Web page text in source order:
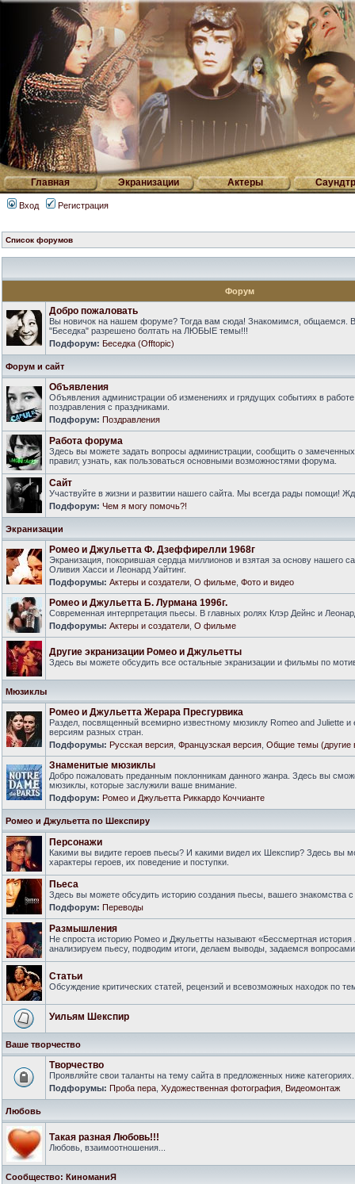
Главная Экранизации Актеры
Вход Регистрация
Список форумов
Форум
Добро пожаловать
Вы новичок на нашем форуме? Тогда вам сюда! Знакомимся, общаемся.
"Беседка" разрешено болтать на ЛЮБЫЕ темы!!!
Подфорум: Беседка (Offtopic)
Форум и сайт
Объявления
Объявления администрации об изменениях и грядущих событиях в
поздравления с праздниками.
Подфорум: Поздравления
Работа форума
Здесь вы можете задать вопросы администрации, сообщить о
правил; узнать, как пользоваться основными возможностями форума.
Сайт
Участвуйте в жизни и развитии нашего сайта. Мы всегда рады помощи!
Подфорум: Чем я могу помочь?!
Экранизации
Ромео и Джульетта Ф. Дзеффирелли 1968г
Экранизация, покорившая сердца миллионов и взятая за основу нашего
Оливия Хасси и Леонард Уайтинг.
Подфорумы: Актеры и создатели О фильме Фото и видео
Ромео и Джульетта Б. Лурмана 1996г.
Современная интерпретация пьесы. В главных ролях Клэр Дейнс и
Подфорумы: Актеры и создатели О фильме
Другие экранизации Ромео и Джульетты
Здесь вы можете обсудить все остальные экранизации и фильмы по
Мюзиклы
Ромео и Джульетта Жерара Пресгурвика
Раздел, посвященный всемирно известному мюзиклу Romeo and Juliette и
версиям разных стран.
Подфорумы: Русская версия Французская версия Общие темы (другие
Знаменитые мюзиклы
Добро пожаловать преданным поклонникам данного жанра. Здесь вы
мюзиклы, которые заслужили ваше внимание.
Подфорум: Ромео и Джульетта Риккардо Коччианте
Ромео и Джульетта по Шекспиру
Персонажи
Какими вы видите героев пьесы? И какими видел их Шекспир? Здесь вы
характеры героев, их поведение и поступки.
Пьеса
Здесь вы можете обсудить историю создания пьесы, вашего знакомства
Подфорум: Переводы
Размышления
Не спроста историю Ромео и Джульетты называют «Бессмертная
анализируем пьесу, подводим итоги, делаем выводы, задаемся
Статьи
Обсуждение критических статей, рецензий и всевозможных находок по
Уильям Шекспир
Ваше творчество
Творчество
Проявляйте свои таланты на тему сайта в предложенных ниже категориях.
Подфорумы: Проба пера Художественная фотография Видеомонтаж
Любовь
Такая разная Любовь!!!
Любовь, взаимоотношения...
Сообщество: КиноманиЯ